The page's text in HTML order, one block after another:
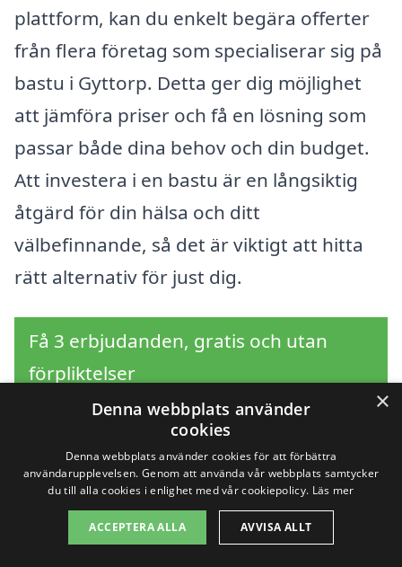
plattform, kan du enkelt begära offerter
från flera företag som specialiserar sig på
bastu i Gyttorp. Detta ger dig möjlighet
att jämföra priser och få en lösning som
passar både dina behov och din budget.
Att investera i en bastu är en långsiktig
åtgärd för din hälsa och ditt
välbefinnande, så det är viktigt att hitta
rätt alternativ för just dig.
Få 3 erbjudanden, gratis och utan
förpliktelser
Sök efter en
professionell för bastu i
andra städer nära
×
Denna webbplats använder
cookies
Denna webbplats använder cookies för att förbättra
användarupplevelsen. Genom att använda vår webbplats samtycker
du till alla cookies i enlighet med vår cookiepolicy. Läs mer
ACCEPTERA ALLA AVVISA ALLT